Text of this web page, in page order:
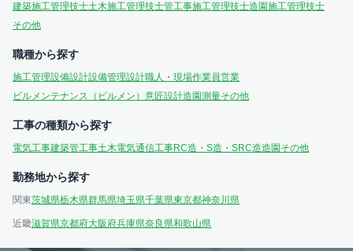
建築施工管理技士土木施工管理技士管工事施工管理技士造園施工管理技士
その他
職種から探す
施工管理設備設計設備管理設計職人・現場作業員営業
ビルメンテナンス（ビルメン） 意匠設計造園測量その他
工事の種類から探す
電気工事建築管工事土木電気通信工事RC造・S造・SRC造造園 その他
勤務地から探す
関東茨城県栃木県群馬県埼玉県千葉県東京都神奈川県
近畿滋賀県京都府大阪府兵庫県奈良県和歌山県